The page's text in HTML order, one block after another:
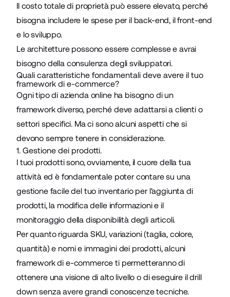
Il costo totale di proprietà può essere elevato, perché
bisogna includere le spese per il back-end, il front-end
e lo sviluppo.
Le architetture possono essere complessee avrai
bisogno della consulenza degli sviluppatori.
Quali caratteristiche fondamentali deve avere il tuo
framework di e-commerce?
Ogni tipo di azienda online ha bisogno di un
framework diverso, perché deve adattarsi a clienti o
settori specifici. Ma ci sono alcuni aspetti che si
devono sempre tenere in considerazione.
1. Gestione dei prodotti.
I tuoi prodotti sono, ovviamente, il cuore della tua
attività ed è fondamentale poter contare su una
gestione facile del tuo inventario per l'aggiunta di
prodotti, la modifica delle informazioni e il
monitoraggio della disponibilità degli articoli.
Per quanto riguarda SKU, variazioni (taglia, colore,
quantità) e nomi e immagini dei prodotti, alcuni
framework di e-commerce ti permetteranno di
ottenere una visione di alto livello o di eseguire il drill
down senza avere grandi conoscenze tecniche.